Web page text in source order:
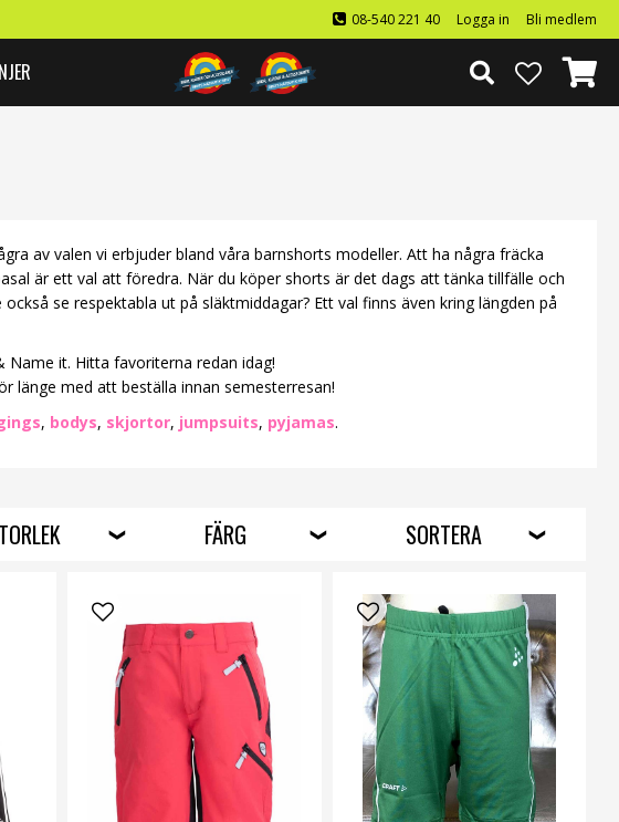
08-540 221 40 Logga in Bli medlem
av valen vi erbjuder bland våra barnshorts modeller. Att ha några fräcka
är ett val att föredra. När du köper shorts är det dags att tänka tillfälle och
se respektabla ut på släktmiddagar? Ett val finns även kring längden på
it. Hitta favoriterna redan idag!
länge med att beställa innan semesterresan!
, bodys, skjortor, jumpsuits, pyjamas.
FÄRG SORTERA